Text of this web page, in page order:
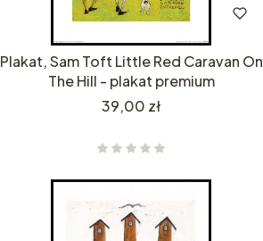
Plakat, Sam Toft Little Red Caravan On
The Hill - plakat premium
Cena
39,00 zł